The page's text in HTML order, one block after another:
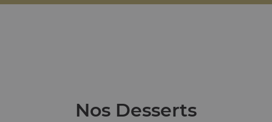
Nos Desserts